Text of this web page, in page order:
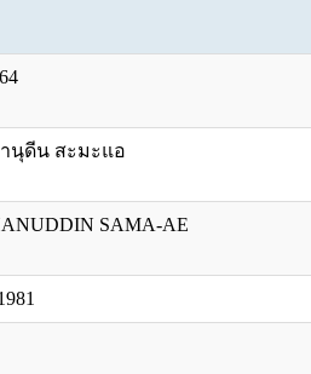
นุดีน สะมะแอ
SAMA-AE